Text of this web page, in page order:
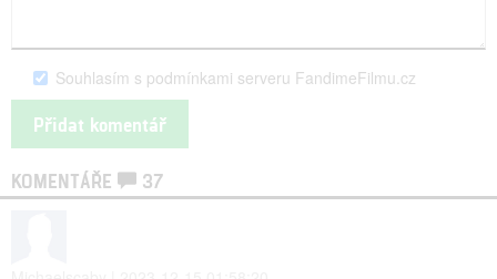
Souhlasím s podmínkami serveru FandimeFilmu.cz
KOMENTÁŘE 37